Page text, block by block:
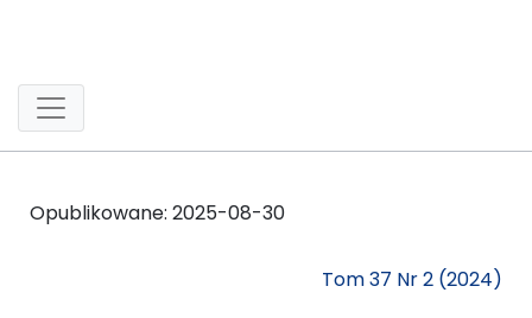
Opublikowane: 2025-08-30
Tom 37 Nr 2 (2024)